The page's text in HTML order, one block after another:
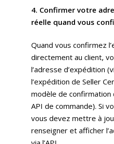
4. Confirmer votre
réelle quand vous
Quand vous confirmez
directement au client,
l’adresse d’expédition
l’expédition de Seller
modèle de confirmation
API de commande). Si
vous devez mettre à
renseigner et afficher